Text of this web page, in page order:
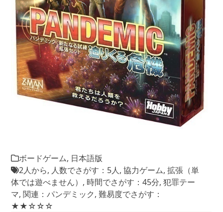
ボードゲーム, 日本語版
2人から, 人数でさがす：5人,協力ゲーム,拡張（単
体では遊べません） , 時間でさがす：45分,犯罪テー
マ,関連：パンデミック,難易度でさがす：
★★☆☆☆